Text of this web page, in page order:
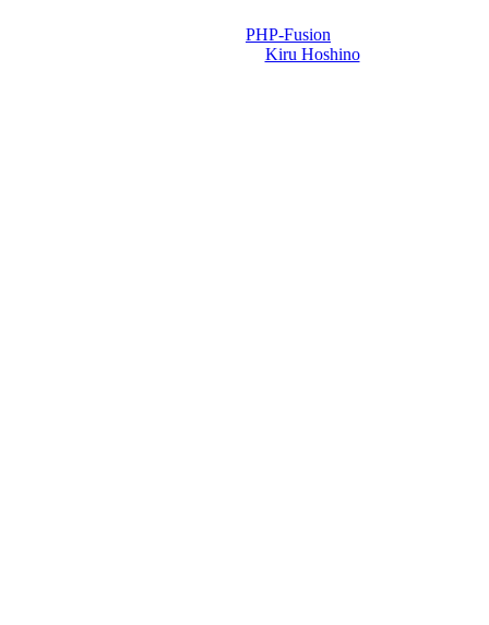
PHP-Fusion
Kiru Hoshino